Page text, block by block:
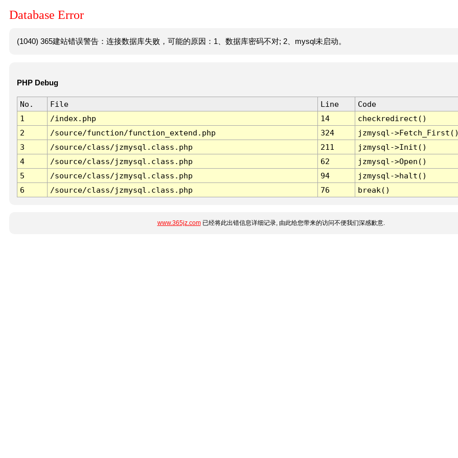
Database Error
(1040) 365建站错误警告：连接数据库失败，可能的原因：1、数据库密码不对; 2、mysql未启动。
PHP Debug
No. File Line
Code
1
/index.php 14
checkredirect()
2
/source/function/function_extend.php 324
jzmysql-
3
/source/class/jzmysql.class.php 211
jzmysql->Init()
4
/source/class/jzmysql.class.php 62
jzmysql->Open()
5
/source/class/jzmysql.class.php 94
jzmysql->halt()
6
/source/class/jzmysql.class.php 76 break()
www.365jz.com已经将此出错信息详细记录, 由此给您带来的访问不便我们深感歉意.